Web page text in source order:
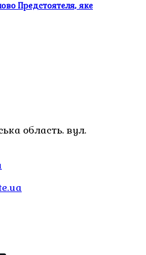
Предстоятеля, яке
область. вул.